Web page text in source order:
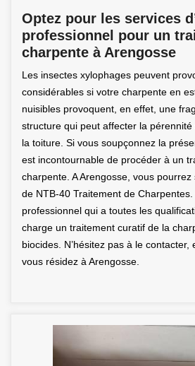
Optez pour les services
professionnel pour un
charpente à Arengosse
Les insectes xylophages peuvent
considérables si votre charpente en
nuisibles provoquent, en effet, une
structure qui peut affecter la
la toiture. Si vous soupçonnez la
est incontournable de procéder à un
charpente. A Arengosse, vous
de NTB-40 Traitement de Charpentes.
professionnel qui a toutes les
charge un traitement curatif de la
biocides. N’hésitez pas à le contacter,
vous résidez à Arengosse.